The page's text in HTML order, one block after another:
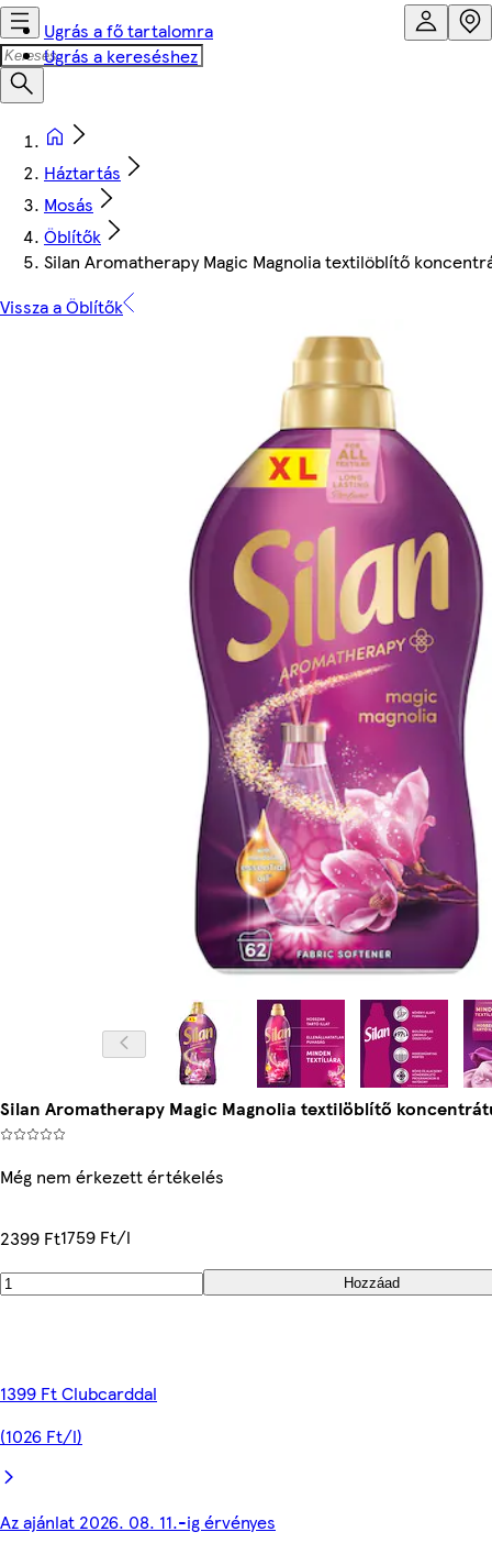
Ugrás a fő tartalomra
Ugrás a kereséshez
Háztartás
Mosás
Öblítők
Silan Aromatherapy Magic Magnolia textilöblítő
Vissza a Öblítők
Silan Aromatherapy Magic Magnolia textilöblítő
Még nem érkezett értékelés
2399 Ft1759 Ft/l
Hozzáad
1399 Ft Clubcarddal
(1026 Ft/l)
Az ajánlat 2026. 08. 11.-ig érvényes